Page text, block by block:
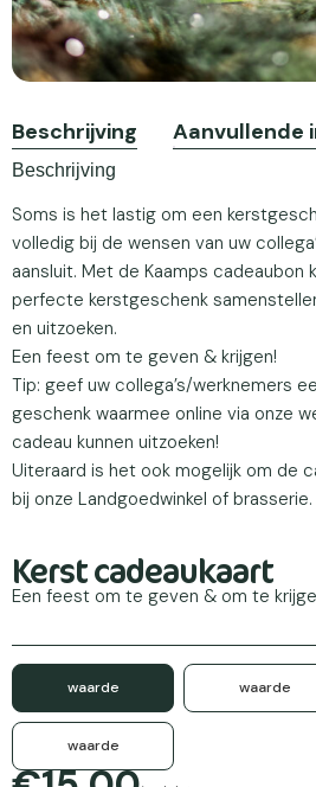
Beschrijving Aanvullende
Beschrijving
Soms is het lastig om een
volledig bij de wensen van uw
aansluit. Met de Kaamps cadeaubon
perfecte kerstgeschenk
en uitzoeken.
Een feest om te geven & krijgen!
Tip: geef uw collega’s/werknemers
geschenk waarmee online via onze
cadeau kunnen uitzoeken!
Uiteraard is het ook mogelijk om de
bij onze Landgoedwinkel of brasserie.
Kerst cadeaukaart
Een feest om te geven & om te
waarde waarde
waarde